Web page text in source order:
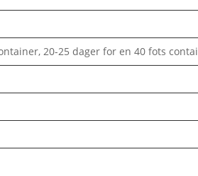
20-25 dager for en 40 fots